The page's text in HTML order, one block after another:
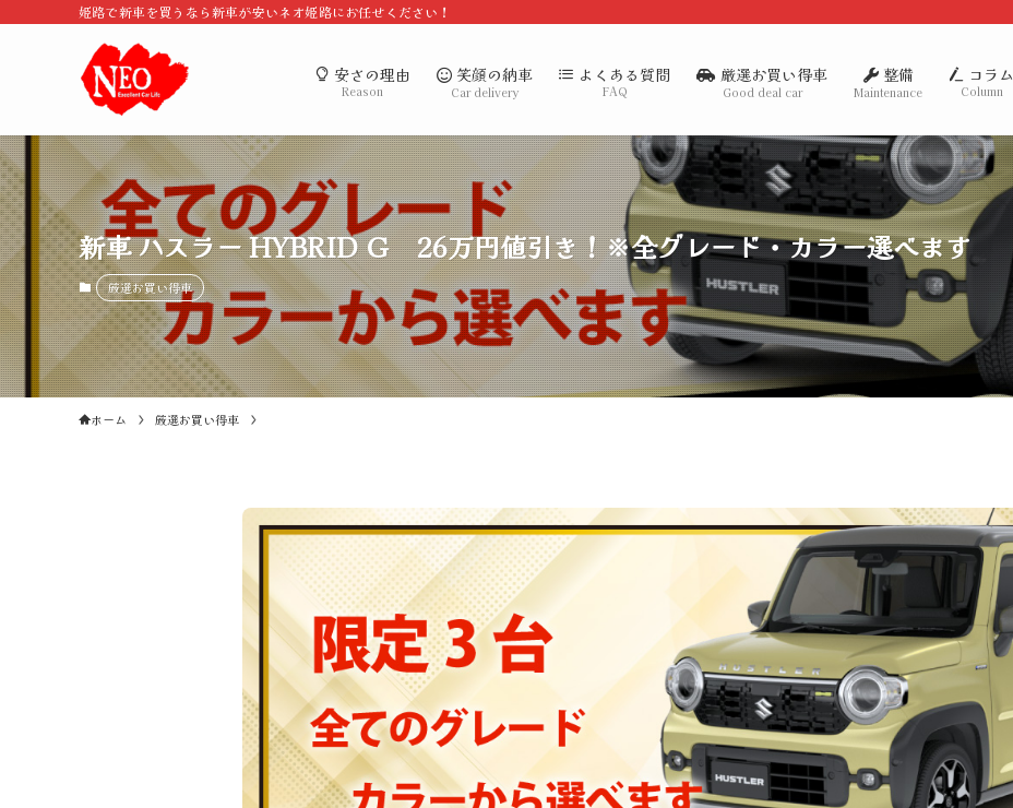
姫路で新車を買うなら新車が安いネオ姫路にお任せください！
安さの理由
Reason
笑顔の納車
Car delivery
よくある質問
FAQ
厳選お買い得車
Good deal car
整備
Maintenance
コラム
Column
新車 ハスラー HYBRID Ｇ 26万円値引き！※全グレード・カラー選べます
厳選お買い得車
ホーム 厳選お買い得車